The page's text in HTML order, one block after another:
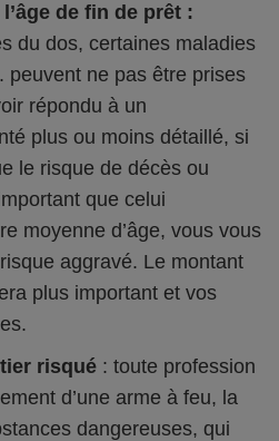
de fin de prêt :
du dos, certaines maladies
peuvent ne pas être prises
répondu à un
plus ou moins détaillé, si
le risque de décès ou
que celui
moyenne d’âge, vous vous
aggravé. Le montant
plus important et vos
risqué : toute profession
d’une arme à feu, la
dangereuses, qui